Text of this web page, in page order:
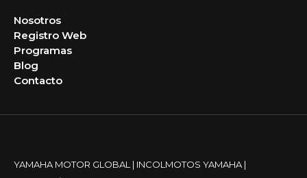
Nosotros
Registro Web
Programas
Blog
Contacto
YAMAHA MOTOR GLOBAL | INCOLMOTOS YAMAHA |